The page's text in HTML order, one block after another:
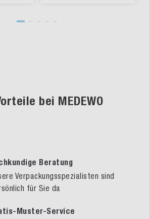
bei MEDEWO
Beratung
Verpackungsspezialisten sind
für Sie da
Muster-Service